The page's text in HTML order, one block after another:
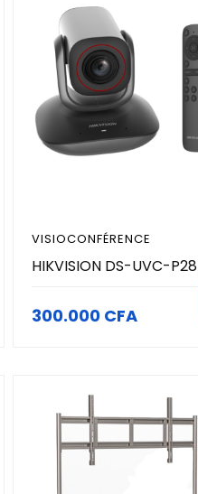
VISIOCONFÉRENCE
300.000 CFA